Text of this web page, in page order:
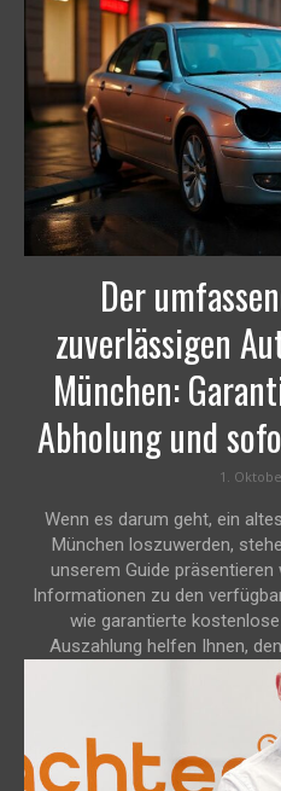
Der
zuverlässigen
München:
Abholung und
1.
Wenn es darum geht, ein
München loszuwerden,
unserem Guide
Informationen zu den
wie garantierte
Auszahlung helfen Ihnen,